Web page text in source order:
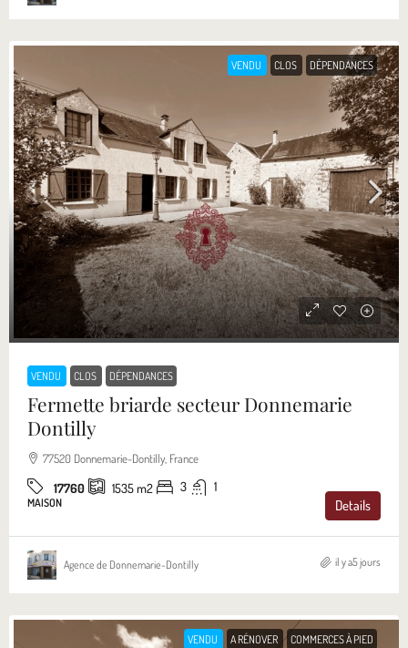
VENDU CLOS DÉPENDANCES
VENDU CLOS DÉPENDANCES
Fermette briarde secteur Donnemarie
Dontilly
77520 Donnemarie-Dontilly, France
17760 1535m2 3 1
MAISON Details
Agence de Donnemarie-Dontilly il y a5 jours
VENDU A RÉNOVER COMMERCES À PIED